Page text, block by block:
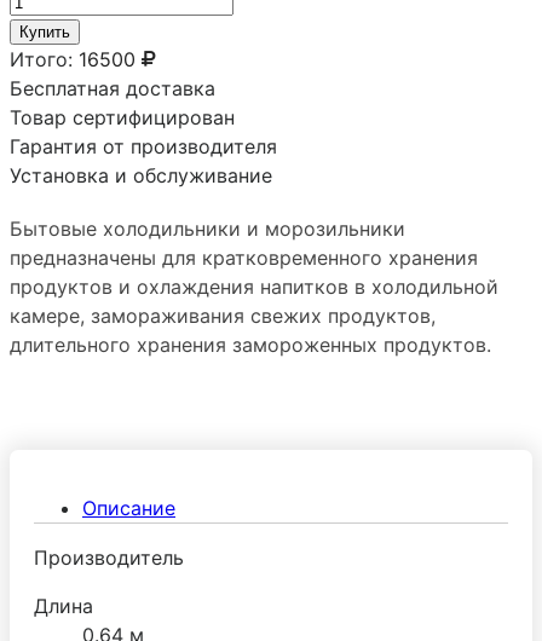
Купить
Итого: 16500
Бесплатная доставка
Товар сертифицирован
Гарантия от производителя
Установка и обслуживание
Бытовые холодильники и морозильники
предназначены для кратковременного хранения
продуктов и охлаждения напитков в холодильной
камере, замораживания свежих продуктов,
длительного хранения замороженных продуктов.
Описание
Производитель
Длина
0.64 м